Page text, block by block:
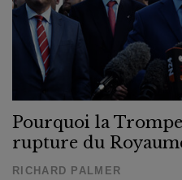
Pourquoi la
rupture du
RICHARD PALMER